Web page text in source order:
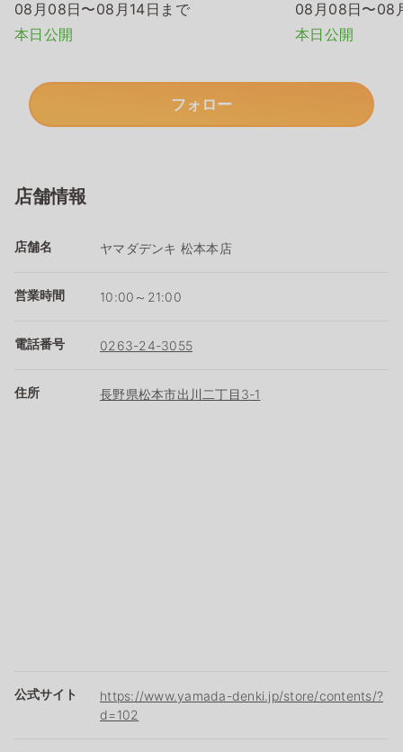
08月08日〜08月14日まで
本日公開
08月08日〜08
本日公開
フォロー
店舗情報
店舗名 ヤマダデンキ 松本本店
営業時間 10:00～21:00
電話番号 0263-24-3055
住所 長野県松本市出川二丁目3-1
公式サイト
https://www.yamada-denki.jp/store/contents/?
d=102